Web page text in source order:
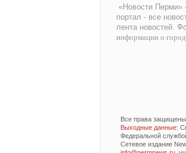
«Новости Перми»
портал - все
лента новостей.
информации о
Все права
Выходные данные:
Федеральной
Сетевое издание